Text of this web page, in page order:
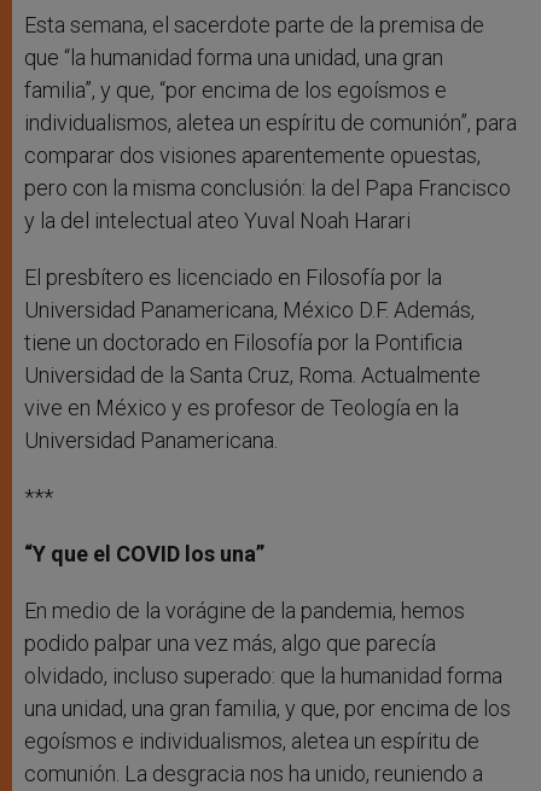
Esta semana, el sacerdote parte de la premisa de
que “la humanidad forma una unidad, una gran
familia”, y que, “por encima de los egoísmos e
individualismos, aletea un espíritu de comunión”, para
comparar dos visiones aparentemente opuestas,
pero con la misma conclusión: la del Papa Francisco
y la del intelectual ateo Yuval Noah Harari
El presbítero es licenciado en Filosofía por la
Universidad Panamericana, México D.F. Además,
tiene un doctorado en Filosofía por la Pontificia
Universidad de la Santa Cruz, Roma. Actualmente
vive en México y es profesor de Teología en la
Universidad Panamericana.
***
“Y que el COVID los una”
En medio de la vorágine de la pandemia, hemos
podido palpar una vez más, algo que parecía
olvidado, incluso superado: que la humanidad forma
una unidad, una gran familia, y que, por encima de los
egoísmos e individualismos, aletea un espíritu de
comunión. La desgracia nos ha unido, reuniendo a